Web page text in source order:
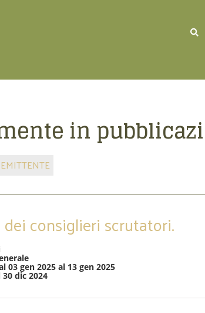
in
consiglieri scrutatori.
03 gen 2025 al 13 gen 2025
dic 2024